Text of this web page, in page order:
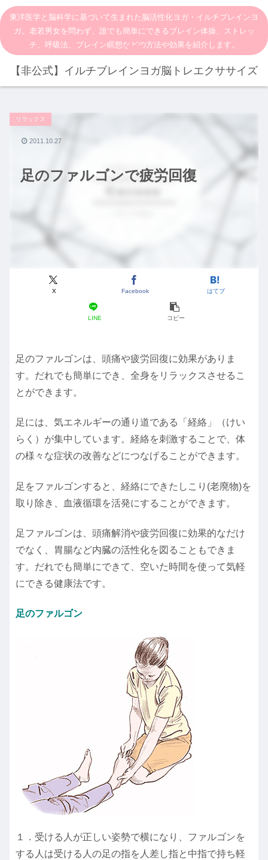
東洋医学と脳科学に基づいて生まれた脳活性化ヨガ・イルチブレインヨ
ガ。老若男女を問わず、誰でも簡単にできるブレイン体操、ストレッ
チ、呼吸法、ブレイン瞑想などの方法や効果を紹介します。
【非公式】イルチブレインヨガ脳トレエクササイズ
足のファルゴンで疲労回復
リラックス
X Facebook はてブ
LINE コピー
2011.10.27
足のファルゴンは、頭痛や疲労回復に効果がありま
す。だれでも簡単にでき、全身をリラックスさせるこ
とができます。
足には、気エネルギーの通り道である「経絡」（けい
らく）が集中しています。経絡を刺激することで、体
の様々な症状の改善などにつなげることができます。
足をファルゴンすると、経絡にできたしこり(老廃物)を
取り除き、血液循環を活発にすることができます。
足ファルゴンは、頭痛解消や疲労回復に効果的なだけ
でなく、胃腸など内臓の活性化を図ることもできま
す。だれでも簡単にできて、空いた時間を使って気軽
にできる健康法です。
足のファルゴン
１．受ける人が正しい姿勢で横になり、ファルゴンを
する人は受ける人の足の指を人差し指と中指で持ち軽